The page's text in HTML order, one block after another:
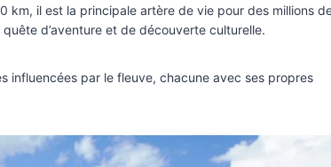
km, il est la principale artère de vie pour des millions
d’aventure et de découverte culturelle.
influencées par le fleuve, chacune avec ses propres